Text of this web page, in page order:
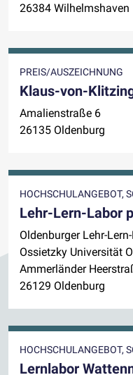
26384 Wilhelmshaven
PREIS/AUSZEICHNUNG
Klaus-von-
Amalienstraße 6
26135 Oldenburg
HOCHSCHULANGEBOT,
Lehr-Lern-Labor
Oldenburger Lehr-
Ossietzky Universität
Ammerländer
26129 Oldenburg
HOCHSCHULANGEBOT,
Lernlabor